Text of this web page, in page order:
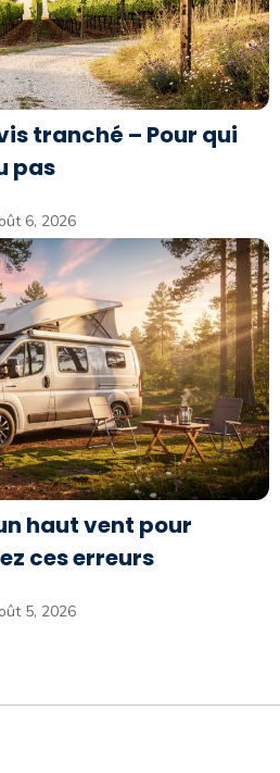
tranché – Pour qui
pas
6, 2026
haut vent pour
ces erreurs
5, 2026